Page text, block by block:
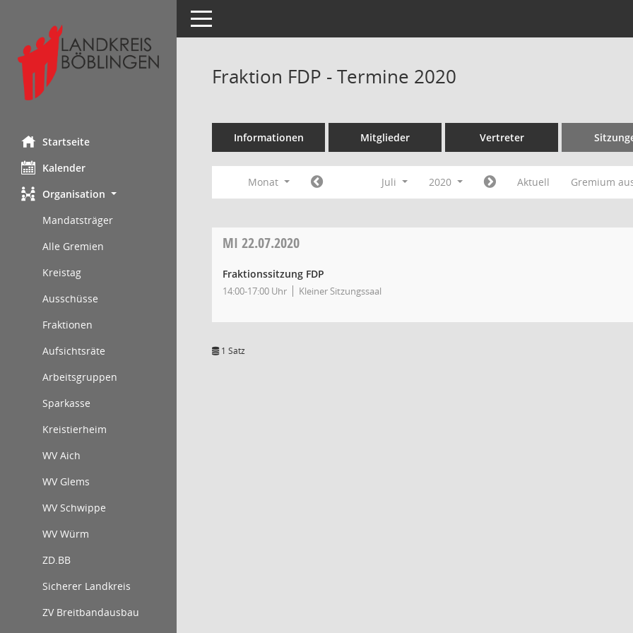
Startseite
Kalender
Organisation
Mandatsträger
Alle Gremien
Kreistag
Ausschüsse
Fraktionen
Aufsichtsräte
Arbeitsgruppen
Sparkasse
Kreistierheim
WV Aich
WV Glems
WV Schwippe
WV Würm
ZD.BB
Sicherer Landkreis
ZV Breitbandausbau
Toggle navigation
Fraktion FDP - Termine 2020
Informationen Mitglieder Vertreter
Monat Juli 2020 Aktuell Gremium
MI 22.07.2020
Fraktionssitzung FDP
14:00-17:00 Uhr Kleiner Sitzungssaal
1 Satz